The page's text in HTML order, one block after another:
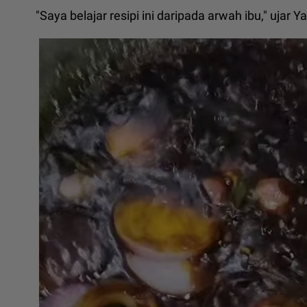
"Saya belajar resipi ini daripada arwah ibu," ujar